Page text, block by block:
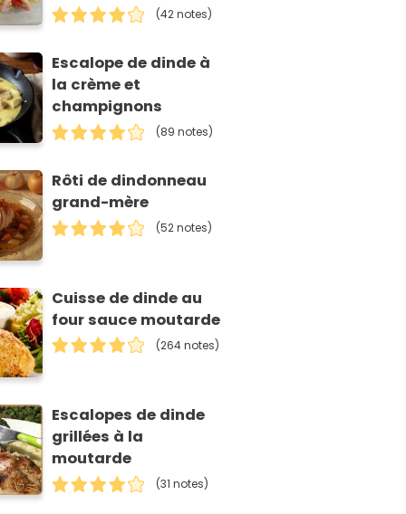
(42 notes)
Escalope de dinde à
la crème et
champignons
(89 notes)
Rôti de dindonneau
grand-mère
(52 notes)
Cuisse de dinde au
four sauce moutarde
(264 notes)
Escalopes de dinde
grillées à la
moutarde
(31 notes)